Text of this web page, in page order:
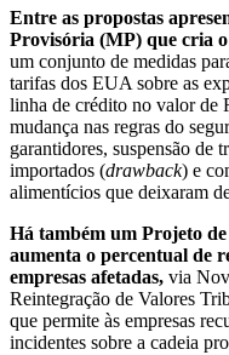
Entre as propostas
Provisória (MP) que cria
um conjunto de medidas
tarifas dos EUA sobre as
linha de crédito no valor de
mudança nas regras do
garantidores, suspensão de
importados (drawback) e
alimentícios que deixaram
Há também um Projeto
aumenta o percentual de
empresas afetadas, via
Reintegração de Valores
que permite às empresas
incidentes sobre a cadeia